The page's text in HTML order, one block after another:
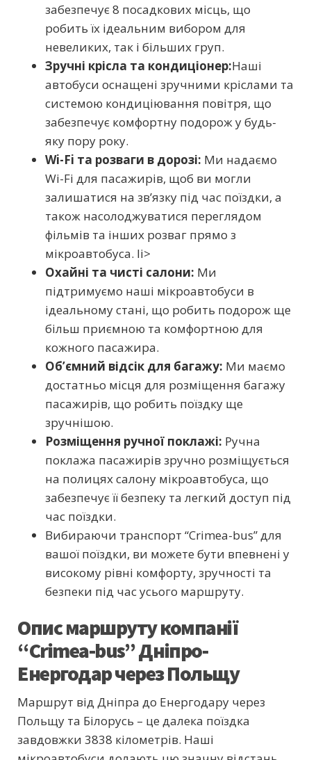
забезпечує 8 посадкових місць, що
робить їх ідеальним вибором для
невеликих, так і більших груп.
Зручні крісла та кондиціонер:Наші
автобуси оснащені зручними кріслами та
системою кондиціювання повітря, що
забезпечує комфортну подорож у будь-
яку пору року.
Wi-Fi та розваги в дорозі: Ми надаємо
Wi-Fi для пасажирів, щоб ви могли
залишатися на зв’язку під час поїздки, а
також насолоджуватися переглядом
фільмів та інших розваг прямо з
мікроавтобуса. li>
Охайні та чисті салони: Ми
підтримуємо наші мікроавтобуси в
ідеальному стані, що робить подорож ще
більш приємною та комфортною для
кожного пасажира.
Об’ємний відсік для багажу: Ми маємо
достатньо місця для розміщення багажу
пасажирів, що робить поїздку ще
зручнішою.
Розміщення ручної поклажі: Ручна
поклажа пасажирів зручно розміщується
на полицях салону мікроавтобуса, що
забезпечує її безпеку та легкий доступ під
час поїздки.
Вибираючи транспорт “Crimea-bus” для
вашої поїздки, ви можете бути впевнені у
високому рівні комфорту, зручності та
безпеки під час усього маршруту.
Опис маршруту компанії
“Crimea-bus” Дніпро-
Енергодар через Польщу
Маршрут від Дніпра до Енергодару через
Польщу та Білорусь – це далека поїздка
завдовжки 3838 кілометрів. Наші